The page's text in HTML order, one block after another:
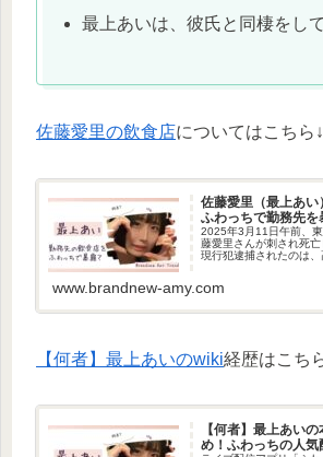
最上あいは、彼氏と同棲をし
佐藤愛里の飲食店についてはこちら↓
佐藤愛里（最上あい
ふわっちで勤務先を
2025年3月11日午前、
藤愛里さんが刺され死
現行犯逮捕されたのは、
いるよう。今回は、佐藤
www.brandnew-amy.com
【何者】最上あいのwiki経歴はこち
【何者】最上あい
め！ふわっちの人気